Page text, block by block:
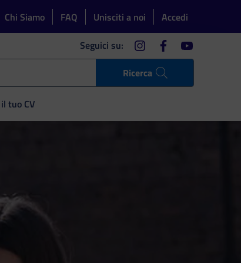
Chi Siamo FAQ Unisciti a noi Accedi
Ricerca
Seguici su: instagramfacebookyoutube
tuo CV